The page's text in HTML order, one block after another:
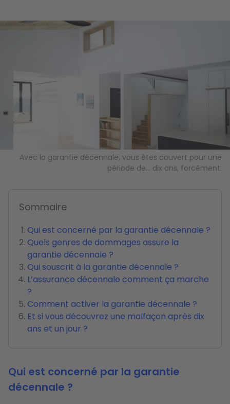
Image
Avec la garantie décennale, vous êtes couvert pour une
période de... dix ans, forcément.
Sommaire
Qui est concerné par la garantie décennale ?
Quels genres de dommages assure la
garantie décennale ?
Qui souscrit à la garantie décennale ?
L’assurance décennale comment ça marche
?
Comment activer la garantie décennale ?
Et si vous découvrez une malfaçon après dix
ans et un jour ?
Qui est concerné par la garantie
décennale ?